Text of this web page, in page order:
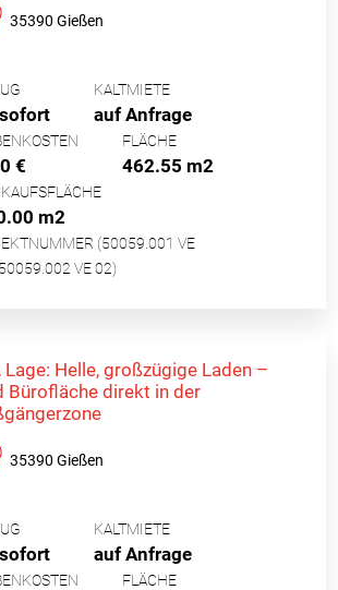
35390 Gießen
KALTMIETE
auf Anfrage
€
FLÄCHE
462.55 m2
m2
(50059.001 VE
VE 02)
Lage: Helle, großzügige Laden –
Bürofläche direkt in der
35390 Gießen
KALTMIETE
auf Anfrage
FLÄCHE